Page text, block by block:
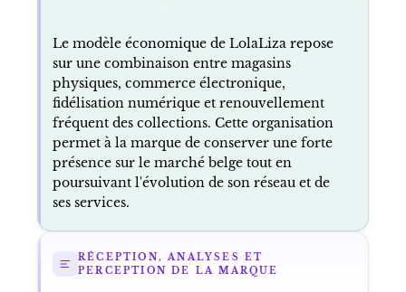
Le modèle économique de LolaLiza repose
sur une combinaison entre magasins
physiques, commerce électronique,
fidélisation numérique et renouvellement
fréquent des collections. Cette organisation
permet à la marque de conserver une forte
présence sur le marché belge tout en
poursuivant l'évolution de son réseau et de
ses services.
RÉCEPTION, ANALYSES ET
PERCEPTION DE LA MARQUE